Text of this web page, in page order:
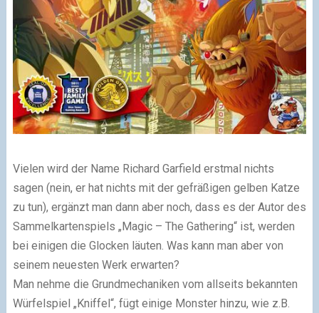
Vielen wird der Name Richard Garfield erstmal nichts
sagen (nein, er hat nichts mit der gefräßigen gelben Katze
zu tun), ergänzt man dann aber noch, dass es der Autor des
Sammelkartenspiels „Magic – The Gathering“ ist, werden
bei einigen die Glocken läuten. Was kann man aber von
seinem neuesten Werk erwarten?
Man nehme die Grundmechaniken vom allseits bekannten
Würfelspiel „Kniffel“, fügt einige Monster hinzu, wie z.B.